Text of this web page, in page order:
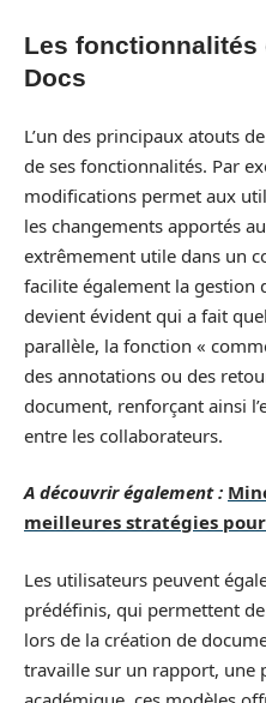
Les fonctionnalités
Docs
L’un des principaux atouts
de ses fonctionnalités. Par
modifications permet aux
les changements apportés
extrêmement utile dans un
facilite également la gestion
devient évident qui a fait
parallèle, la fonction «
des annotations ou des
document, renforçant ainsi
entre les collaborateurs.
A découvrir également :
meilleures stratégies
Les utilisateurs peuvent
prédéfinis, qui permettent
lors de la création de
travaille sur un rapport, une